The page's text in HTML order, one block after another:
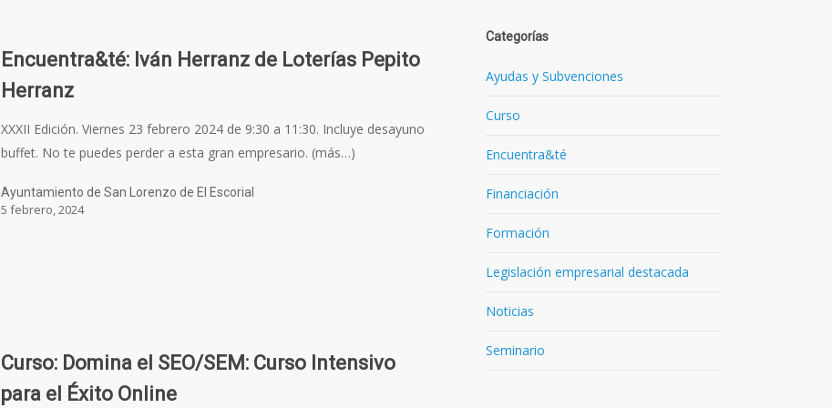
Encuentra&té: Iván Herranz de Loterías Pepito
Herranz
XXXII Edición. Viernes 23 febrero 2024 de 9:30 a 11:30. Incluye desayuno
buffet. No te puedes perder a esta gran empresario. (más…)
Ayuntamiento de San Lorenzo de El Escorial
5 febrero, 2024
Curso: Domina el SEO/SEM: Curso Intensivo
para el Éxito Online
Categorías
Ayudas y Subvenciones
Curso
Encuentra&té
Financiación
Formación
Legislación empresarial destacada
Noticias
Seminario